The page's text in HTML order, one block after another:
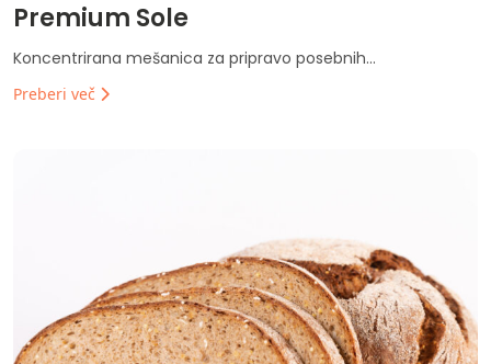
Premium Sole
Koncentrirana mešanica za pripravo posebnih...
Preberi več